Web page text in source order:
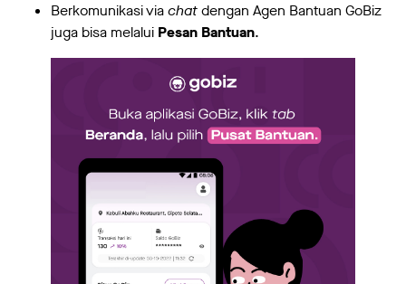
Berkomunikasi viachatdengan Agen Bantuan GoBiz
juga bisa melalui Pesan Bantuan.